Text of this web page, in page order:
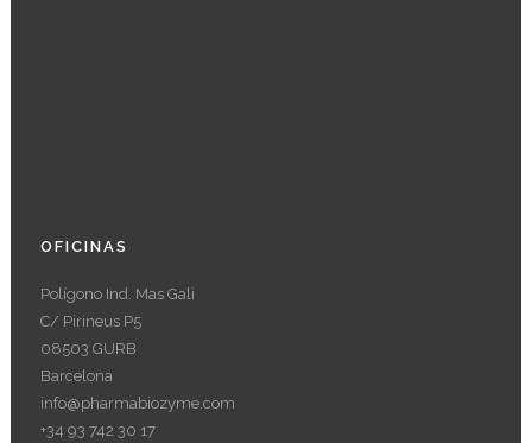
OFICINAS
Polígono Ind. Mas Gali
C/ Pirineus P5
08503 GURB
Barcelona
info@pharmabiozyme.com
+34 93 742 30 17